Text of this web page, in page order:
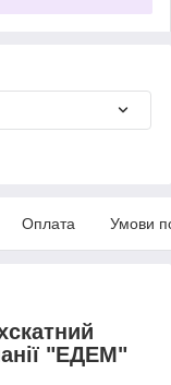
Оплата Умови
"ЕДЕМ"